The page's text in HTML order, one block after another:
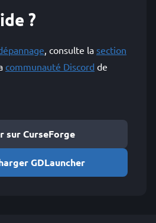
?
, consulte la section
communauté Discord de
sur CurseForge
GDLauncher